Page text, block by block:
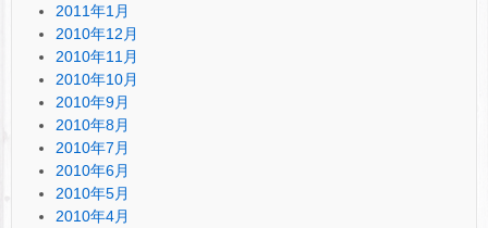
2011年1月
2010年12月
2010年11月
2010年10月
2010年9月
2010年8月
2010年7月
2010年6月
2010年5月
2010年4月